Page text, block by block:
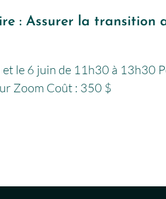
: Assurer la transition
le 6 juin de 11h30 à 13h30
Zoom Coût : 350 $